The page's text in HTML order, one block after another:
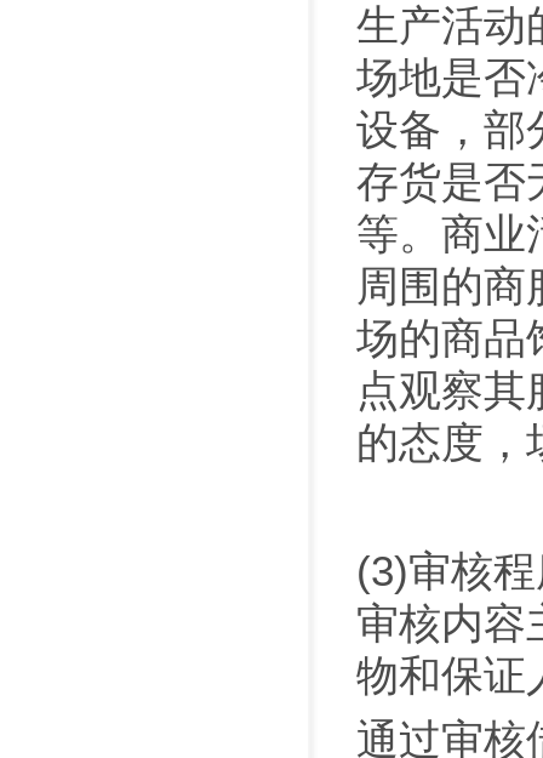
生产活动
场地是否
设备，部
存货是否
等。商业
周围的商
场的商品
点观察其
的态度，
(3)审核
审核内容
物和保证
通过审核